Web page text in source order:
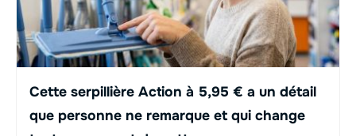
Cette serpillière Action à 5,95 € a un détail
que personne ne remarque et qui change